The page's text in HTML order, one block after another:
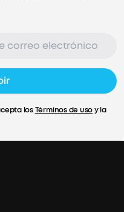
losTérminos de usoy la